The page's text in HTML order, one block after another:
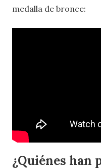
medalla de bronce:
¿Quiénes han